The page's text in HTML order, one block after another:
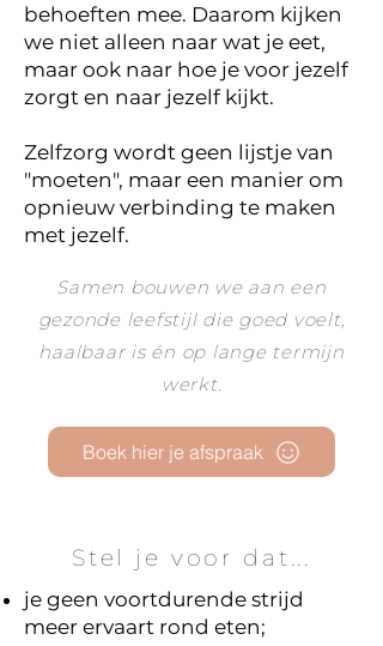
behoeften mee. Daarom kijken
we niet alleen naar wat je eet,
maar ook naar hoe je voor jezelf
zorgt en naar jezelf kijkt.
Zelfzorg wordt geen lijstje van
"moeten", maar een manier om
opnieuw verbinding te maken
met jezelf.
Samen bouwen we aan een
gezonde leefstijl die goed voelt,
haalbaar is én op lange termijn
werkt.
Boek hier je afspraak
Stel je voor dat...
je geen voortdurende strijd
meer ervaart rond eten;